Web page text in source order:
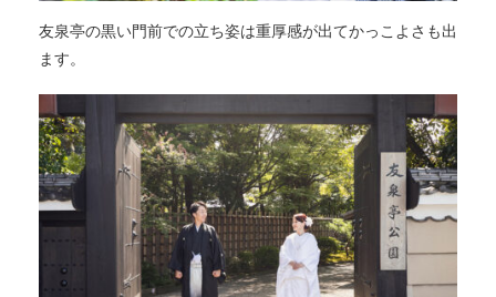
友泉亭の黒い門前での立ち姿は重厚感が出てかっこよさも出
ます。